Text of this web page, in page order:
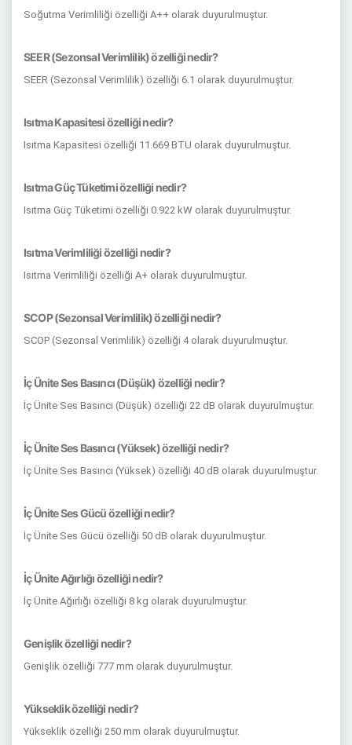
Soğutma Verimliliği özelliği A++ olarak duyurulmuştur.
SEER (Sezonsal Verimlilik) özelliği nedir?
SEER (Sezonsal Verimlilik) özelliği 6.1 olarak duyurulmuştur.
Isıtma Kapasitesi özelliği nedir?
Isıtma Kapasitesi özelliği 11.669 BTU olarak duyurulmuştur.
Isıtma Güç Tüketimi özelliği nedir?
Isıtma Güç Tüketimi özelliği 0.922 kW olarak duyurulmuştur.
Isıtma Verimliliği özelliği nedir?
Isıtma Verimliliği özelliği A+ olarak duyurulmuştur.
SCOP (Sezonsal Verimlilik) özelliği nedir?
SCOP (Sezonsal Verimlilik) özelliği 4 olarak duyurulmuştur.
İç Ünite Ses Basıncı (Düşük) özelliği nedir?
İç Ünite Ses Basıncı (Düşük) özelliği 22 dB olarak duyurulmuştur.
İç Ünite Ses Basıncı (Yüksek) özelliği nedir?
İç Ünite Ses Basıncı (Yüksek) özelliği 40 dB olarak duyurulmuştur.
İç Ünite Ses Gücü özelliği nedir?
İç Ünite Ses Gücü özelliği 50 dB olarak duyurulmuştur.
İç Ünite Ağırlığı özelliği nedir?
İç Ünite Ağırlığı özelliği 8 kg olarak duyurulmuştur.
Genişlik özelliği nedir?
Genişlik özelliği 777 mm olarak duyurulmuştur.
Yükseklik özelliği nedir?
Yükseklik özelliği 250 mm olarak duyurulmuştur.